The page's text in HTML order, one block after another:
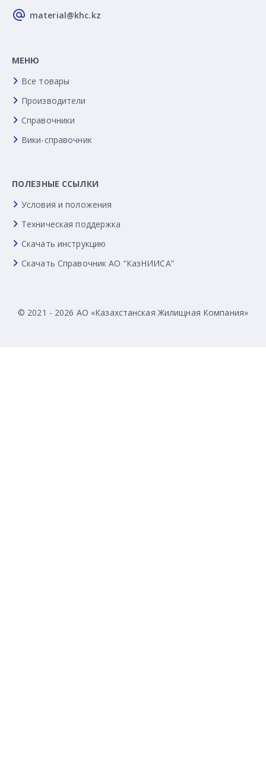
material@khc.kz
МЕНЮ
Все товары
Производители
Справочники
Вики-справочник
ПОЛЕЗНЫЕ ССЫЛКИ
Условия и положения
Техническая поддержка
Скачать инструкцию
Скачать Справочник АО “КазНИИСА”
© 2021 - 2026 АО «Казахстанская Жилищная Компания»